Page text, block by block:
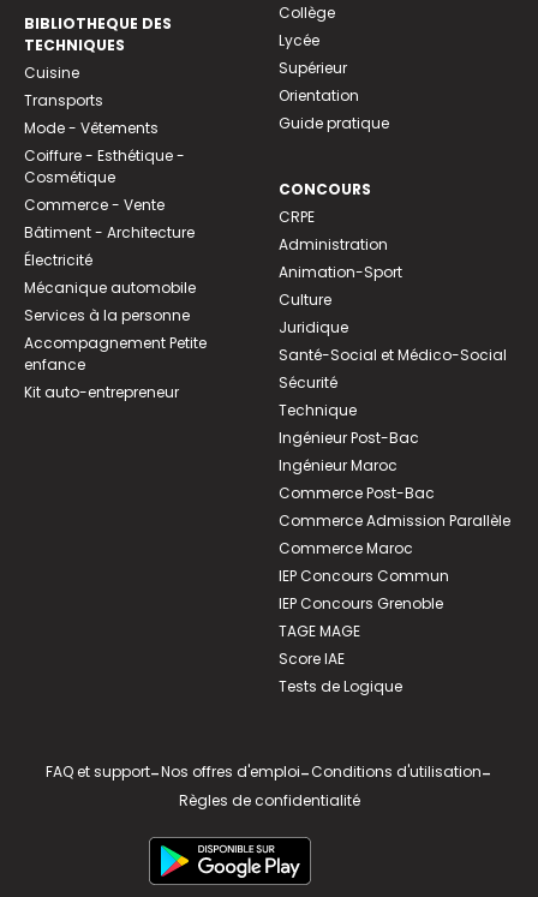
BIBLIOTHEQUE DES
TECHNIQUES
Cuisine
Transports
Mode - Vêtements
Coiffure - Esthétique -
Cosmétique
Commerce - Vente
Bâtiment - Architecture
Électricité
Mécanique automobile
Services à la personne
Accompagnement Petite
enfance
Kit auto-entrepreneur
Collège
Lycée
Supérieur
Orientation
Guide pratique
CONCOURS
CRPE
Administration
Animation-Sport
Culture
Juridique
Santé-Social et Médico-Social
Sécurité
Technique
Ingénieur Post-Bac
Ingénieur Maroc
Commerce Post-Bac
Commerce Admission Parallèle
Commerce Maroc
IEP Concours Commun
IEP Concours Grenoble
TAGE MAGE
Score IAE
Tests de Logique
FAQ et support-Nos offres d'emploi-Conditions d'utilisation-
Règles de confidentialité